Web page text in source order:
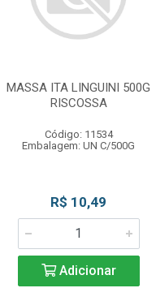
MASSA ITA LINGUINI 500G
RISCOSSA
Código: 11534
Embalagem: UN C/500G
R$ 10,49
Adicionar